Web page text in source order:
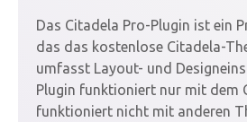
Das Citadela Pro-Plugin ist ein
das das kostenlose Citadela-
umfasst Layout- und
Plugin funktioniert nur mit dem
funktioniert nicht mit anderen